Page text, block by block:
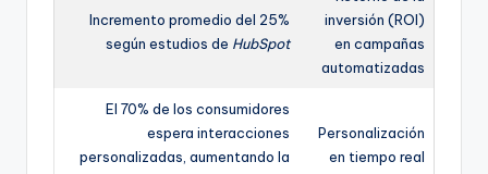
inversión (ROI)
en campañas
automatizadas
Incremento promedio del 25%
según estudios de HubSpot
Personalización
en tiempo real
El 70% de los consumidores
espera interacciones
personalizadas, aumentando la